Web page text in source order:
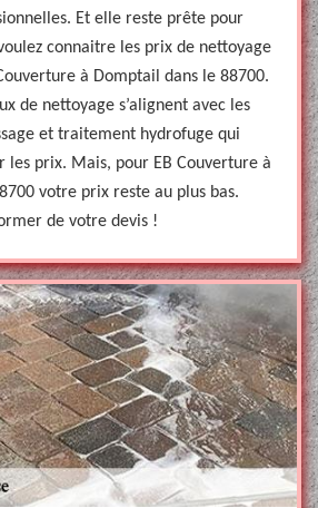
Et elle reste prête pour
connaitre les prix de nettoyage
à Domptail dans le 88700.
de nettoyage s’alignent avec les
et traitement hydrofuge qui
les prix. Mais, pour EB Couverture à
votre prix reste au plus bas.
de votre devis !